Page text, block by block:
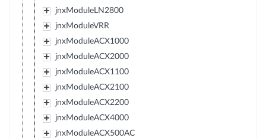
jnxModuleLN2800
jnxModuleVRR
jnxModuleACX1000
jnxModuleACX2000
jnxModuleACX1100
jnxModuleACX2100
jnxModuleACX2200
jnxModuleACX4000
jnxModuleACX500AC